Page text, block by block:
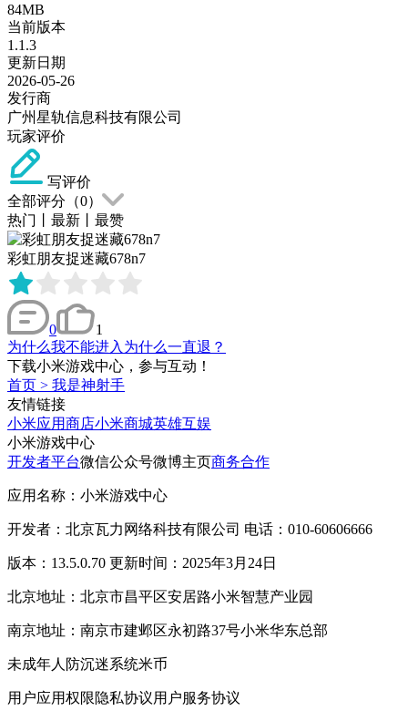
84MB
当前版本
1.1.3
更新日期
2026-05-26
发行商
广州星轨信息科技有限公司
玩家评价
写评价
全部评分（0）
热门
最新 最赞
彩虹朋友捉迷藏678n7
0
1
为什么我不能进入为什么一直退？
下载小米游戏中心，参与互动！
首页 > 我是神射手
友情链接
小米应用商店小米商城英雄互娱
小米游戏中心
开发者平台微信公众号微博主页商务合作
应用名称：小米游戏中心
开发者：北京瓦力网络科技有限公司 电话：010-60606666
版本：13.5.0.70 更新时间：2025年3月24日
北京地址：北京市昌平区安居路小米智慧产业园
南京地址：南京市建邺区永初路37号小米华东总部
未成年人防沉迷系统米币
用户应用权限隐私协议用户服务协议